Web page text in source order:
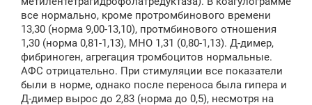
все нормально, кроме протромбинового времени
13,30 (норма 9,00-13,10), протмбинового отношения
1,30 (норма 0,81-1,13), МНО 1,31 (0,80-1,13). Д-димер,
фибриноген, агрегация тромбоцитов нормальные.
АФС отрицательно. При стимуляции все показатели
были в норме, однако после переноса была гипера и
Д-димер вырос до 2,83 (норма до 0,5), несмотря на